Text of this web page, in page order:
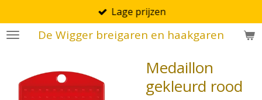
direct
naar
De Wigger breigaren en haakgaren
Lage prijzen
Medaillon
gekleurd rood